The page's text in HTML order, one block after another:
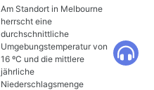
Am Standort in Melbourne
herrscht eine
durchschnittliche
Umgebungstemperatur von
16 ºC und die mittlere
jährliche
Niederschlagsmenge